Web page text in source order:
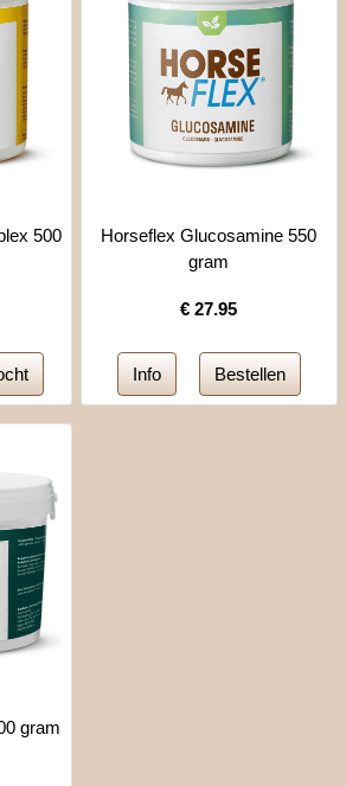
500
Horseflex Glucosamine 550
gram
€27.95
gram